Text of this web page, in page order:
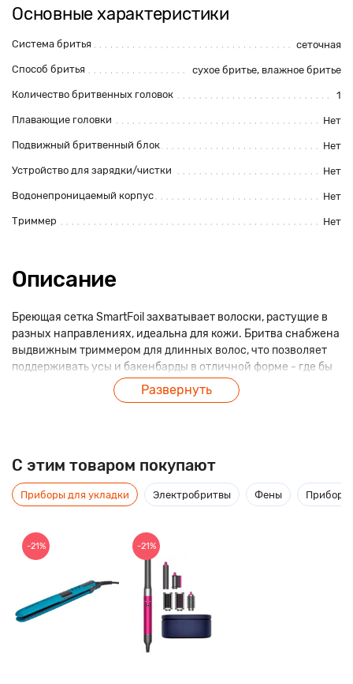
Основные характеристики
Система бритья сеточная
Способ бритья сухое бритье, влажное бритье
Количество бритвенных головок 1
Плавающие головки Нет
Подвижный бритвенный блок Нет
Устройство для зарядки/чистки Нет
Водонепроницаемый корпус Нет
Триммер Нет
Описание
Бреющая сетка SmartFoil захватывает волоски, растущие в
разных направлениях, идеальна для кожи. Бритва снабжена
выдвижным триммером для длинных волос, что позволяет
поддерживать усы и бакенбарды в отличной форме - где бы
ты ни был, полностью моющаяся под проточной водой.
Бритва поставляется с поворачивающейся крышкой,
бритье. Разъем не требуется. Бритва работает на
батарейках. Время работы: 60 мин.
Развернуть
C этим товаром покупают
Приборы для укладки Электробритвы Фены Приборы
-21% -21%